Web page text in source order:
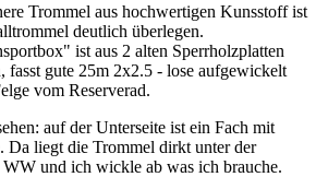
Trommel aus hochwertigen Kunsstoff ist
deutlich überlegen.
ist aus 2 alten Sperrholzplatten
fasst gute 25m 2x2.5 - lose aufgewickelt
vom Reserverad.
auf der Unterseite ist ein Fach mit
Da liegt die Trommel dirkt unter der
und ich wickle ab was ich brauche.